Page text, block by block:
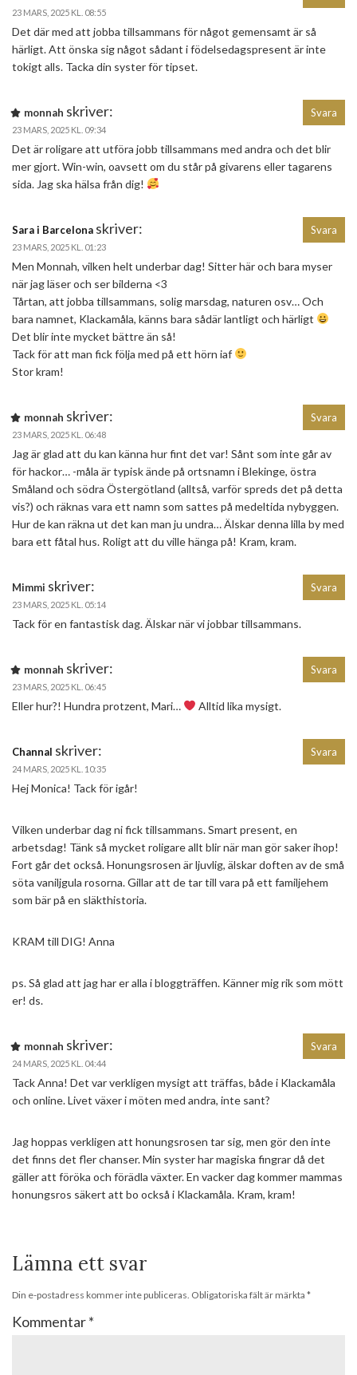
23 MARS, 2025 KL. 08:55
Det där med att jobba tillsammans för något gemensamt är så
härligt. Att önska sig något sådant i födelsedagspresent är inte
tokigt alls. Tacka din syster för tipset.
monnah skriver:
23 MARS, 2025 KL. 09:34
Det är roligare att utföra jobb tillsammans med andra och det blir
mer gjort. Win-win, oavsett om du står på givarens eller tagarens
sida. Jag ska hälsa från dig!
Svara
Sara i Barcelona skriver:
23 MARS, 2025 KL. 01:23
Men Monnah, vilken helt underbar dag! Sitter här och bara myser
när jag läser och ser bilderna <3
Tårtan, att jobba tillsammans, solig marsdag, naturen osv… Och
bara namnet, Klackamåla, känns bara sådär lantligt och härligt
Det blir inte mycket bättre än så!
Tack för att man fick följa med på ett hörn iaf
Stor kram!
Svara
monnah skriver:
23 MARS, 2025 KL. 06:48
Jag är glad att du kan känna hur fint det var! Sånt som inte går av
för hackor… -måla är typisk ände på ortsnamn i Blekinge, östra
Småland och södra Östergötland (alltså, varför spreds det på detta
vis?) och räknas vara ett namn som sattes på medeltida nybyggen.
Hur de kan räkna ut det kan man ju undra… Älskar denna lilla by med
bara ett fåtal hus. Roligt att du ville hänga på! Kram, kram.
Svara
Mimmi skriver:
23 MARS, 2025 KL. 05:14
Tack för en fantastisk dag. Älskar när vi jobbar tillsammans.
Svara
monnah skriver:
23 MARS, 2025 KL. 06:45
Eller hur?! Hundra protzent, Mari… Alltid lika mysigt.
Svara
Channal skriver:
24 MARS, 2025 KL. 10:35
Hej Monica! Tack för igår!
Vilken underbar dag ni fick tillsammans. Smart present, en
arbetsdag! Tänk så mycket roligare allt blir när man gör saker ihop!
Fort går det också. Honungsrosen är ljuvlig, älskar doften av de små
söta vaniljgula rosorna. Gillar att de tar till vara på ett familjehem
som bär på en släkthistoria.
KRAM till DIG! Anna
ps. Så glad att jag har er alla i bloggträffen. Känner mig rik som mött
er! ds.
Svara
monnah skriver:
24 MARS, 2025 KL. 04:44
Tack Anna! Det var verkligen mysigt att träffas, både i Klackamåla
och online. Livet växer i möten med andra, inte sant?
Jag hoppas verkligen att honungsrosen tar sig, men gör den inte
det finns det fler chanser. Min syster har magiska fingrar då det
gäller att föröka och förädla växter. En vacker dag kommer mammas
honungsros säkert att bo också i Klackamåla. Kram, kram!
Svara
Lämna ett svar
Din e-postadress kommer inte publiceras. Obligatoriska fält är märkta *
Kommentar*